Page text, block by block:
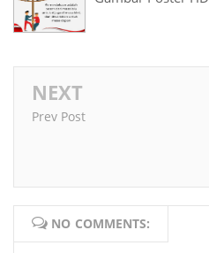
NEXT
Prev Post
NO COMMENTS: